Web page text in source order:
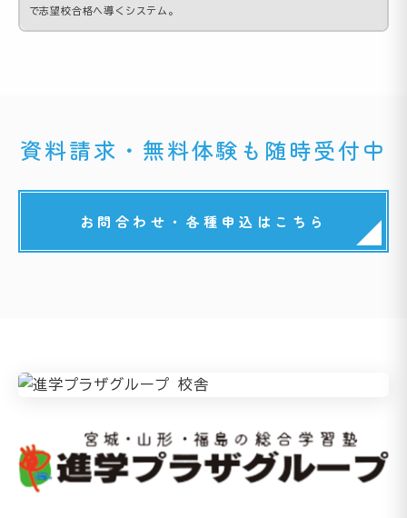
で志望校合格へ導くシステム。
資料請求・無料体験も随時受付中
お問合わせ・各種申込はこちら